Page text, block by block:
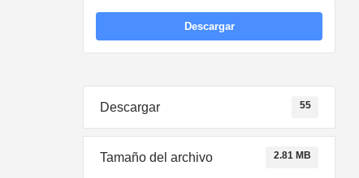
Descargar
Descargar 55
Tamaño del archivo 2.81 MB